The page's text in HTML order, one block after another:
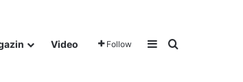
Video Follow Sidebar
Traži